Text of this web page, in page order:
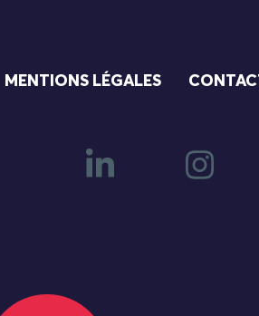
MENTIONS LÉGALES